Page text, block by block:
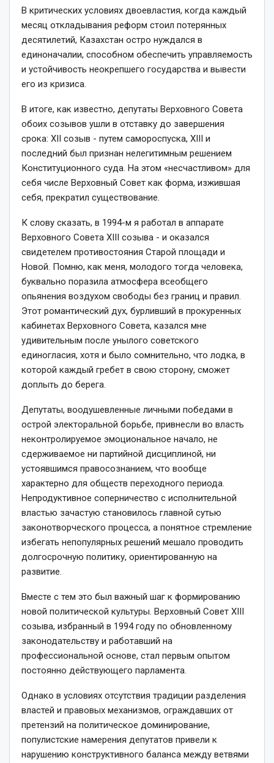
В критических условиях двое­властия, когда каждый
месяц откладывания реформ стоил потерянных
десятилетий, Казахстан остро нуждался в
единоначалии, способном обеспечить управляемость
и устойчивость неокрепшего государства и вывести
его из кризиса.
В итоге, как известно, депутаты Верховного Совета
обоих созывов ушли в отставку до завершения
срока: XII созыв ­- путем самороспуска, XIII и
последний был признан нелегитимным решением
Конституционного суда. На этом «несчастливом» для
себя числе Верховный Совет как форма, изжившая
себя, прекратил существование.
К слову сказать, в 1994-­м я работал в аппарате
Верховного Совета XIII созыва -­ и оказался
свидетелем противостоя­ния Старой площади и
Новой. Помню, как меня, молодого тогда человека,
буквально поразила атмосфера всеобщего
опьянения воздухом свободы без границ и правил.
Этот романтический дух, бурливший в прокуренных
кабинетах Верховного Совета, казался мне
удивительным после унылого советского
единогласия, хотя и было сомнительно, что лодка, в
которой каждый гребет в свою сторону, сможет
доплыть до берега.
Депутаты, воодушевленные личными победами в
острой электоральной борьбе, привнесли во власть
неконтролируемое эмоциональное начало, не
сдерживаемое ни партийной дисциплиной, ни
устоявшимся правосознанием, что вообще
характерно для обществ переходного периода.
Непродуктивное соперничество с исполнительной
властью зачастую становилось главной сутью
законотворческого процесса, а понятное стремление
избегать непопулярных решений мешало проводить
долгосрочную политику, ориентированную на
развитие.
Вместе с тем это был важный шаг к формированию
новой политической культуры. Верховный Совет XIII
созыва, избранный в 1994 году по обновленному
законодательству и работавший на
профессиональной основе, стал первым опытом
постоянно действующего парламента.
Однако в условиях отсутствия традиции разделения
властей и правовых механизмов, ограждавших от
претензий на политическое доминирование,
популистские намерения депутатов привели к
нарушению конструктивного баланса между ветвями